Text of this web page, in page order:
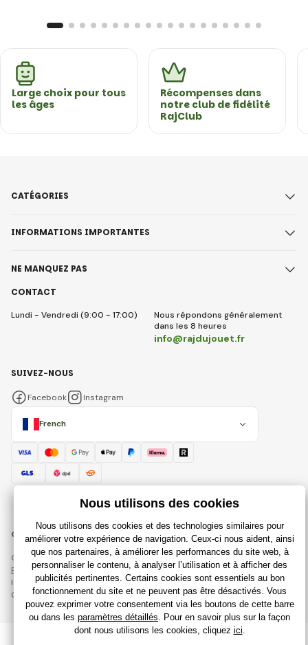
Large choix pour tous
les âges
Récompenses dans
notre club de fidélité
RajClub
CONTACT
Lundi - Vendredi (9:00 - 17:00)
Nous répondons généralement
dans les 8 heures
info@rajdujouet.fr
CATÉGORIES
INFORMATIONS IMPORTANTES
NE MANQUEZ PAS
French
SUIVEZ-NOUS
Facebook Instagram
© 2018 - 2026 Rajdujouet.fr, Tous droits réservés
Cette page est protégée par reCAPTCHA et s'appliquent
Règles de protection des données personnellessociétés Google et
leur
Conditions contractuelles.
Création de boutiques en ligne performantes à partir deRIESENIA